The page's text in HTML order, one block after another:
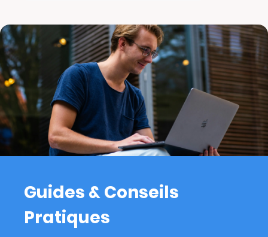
Guides & Conseils
Pratiques